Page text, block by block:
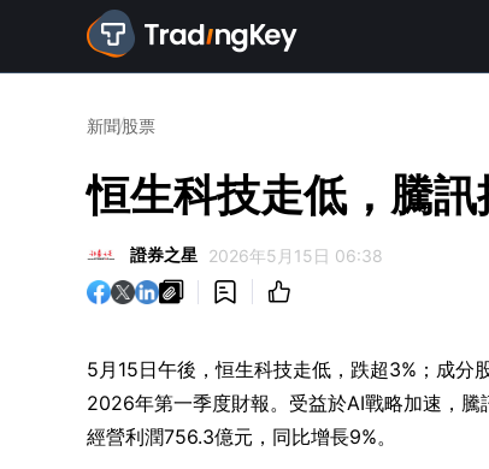
新聞股票
恒生科技走低，騰
證券之星 2026年5月15日 06:38
  
5月15日午後，恒生科技走低，跌超3%；成分
2026年第一季度財報。受益於AI戰略加速，
經營利潤756.3億元，同比增長9%。